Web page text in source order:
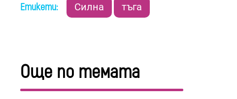
Етикети: Силна тъга
Още по темата